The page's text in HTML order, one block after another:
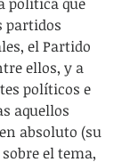
partidos
el Partido
ellos, y a
políticos e
aquellos
absoluto (su
el tema,